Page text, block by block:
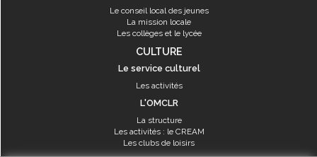
Le conseil local des jeunes
La mission locale
Les collèges et le lycée
CULTURE
Le service culturel
Les activités
L'OMCLR
La structure
Les activités : le CREAM
Les clubs de loisirs